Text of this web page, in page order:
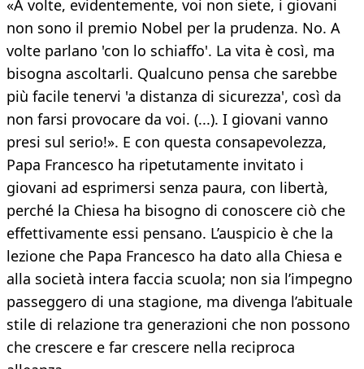
«A volte, evidentemente, voi non siete, i giovani
non sono il premio Nobel per la prudenza. No. A
volte parlano 'con lo schiaffo'. La vita è così, ma
bisogna ascoltarli. Qualcuno pensa che sarebbe
più facile tenervi 'a distanza di sicurezza', così da
non farsi provocare da voi. (...). I giovani vanno
presi sul serio!». E con questa consapevolezza,
Papa Francesco ha ripetutamente invitato i
giovani ad esprimersi senza paura, con libertà,
perché la Chiesa ha bisogno di conoscere ciò che
effettivamente essi pensano. L’auspicio è che la
lezione che Papa Francesco ha dato alla Chiesa e
alla società intera faccia scuola; non sia l’impegno
passeggero di una stagione, ma divenga l’abituale
stile di relazione tra generazioni che non possono
che crescere e far crescere nella reciproca